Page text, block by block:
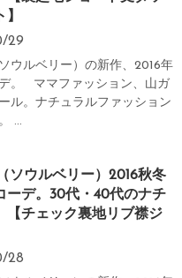
29
ウルベリー）の新作、2016年
。 ママファッション、山ガ
ル。ナチュラルファッション
...
ソウルベリー）2016秋冬
ーデ。30代・40代のナチ
【チェック裏地リブ襟ジ
28